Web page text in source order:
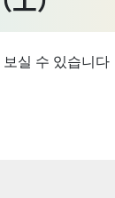
실 수 있습니다